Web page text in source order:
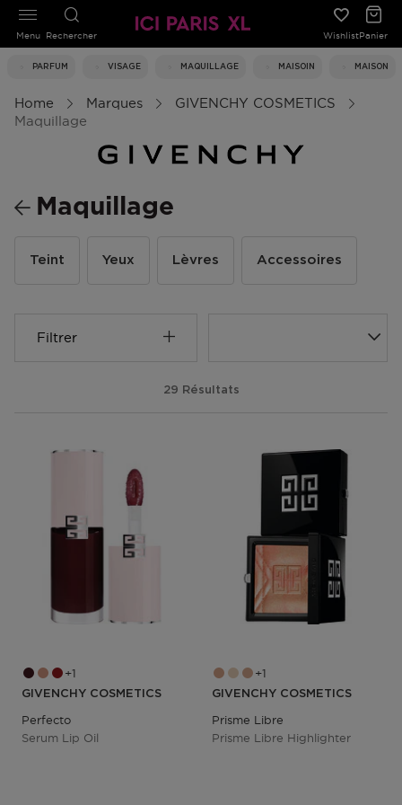
Rechercher WishlistPanier
PARFUM VISAGE MAQUILLAGE MAISOIN MAISON
Menu
Home Marques
GIVENCHY COSMETICS
Maquillage
Maquillage
Teint Yeux Lèvres Accessoires
Filtrer
29 Résultats
1
GIVENCHY COSMETICS
Perfecto
Serum Lip Oil
1
GIVENCHY COSMETICS
Prisme Libre
Prisme Libre Highlighter